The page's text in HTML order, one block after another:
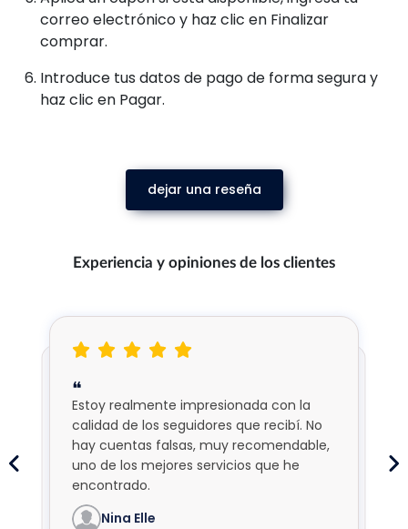
correo electrónico y haz clic en Finalizar
comprar.
Introduce tus datos de pago de forma segura y
haz clic en Pagar.
dejar una reseña
Experiencia y opiniones de los clientes
❝
Estoy realmente impresionada con la
calidad de los seguidores que recibí. No
hay cuentas falsas, muy recomendable,
uno de los mejores servicios que he
encontrado.
Nina Elle
❝
FollowersCart realmente ayudó a que
mis videos de TikTok crecieran. El
proceso de compra fue fácil y el equipo
de soporte muy útil.
James
Sarah
Michael Jr.
Chloe